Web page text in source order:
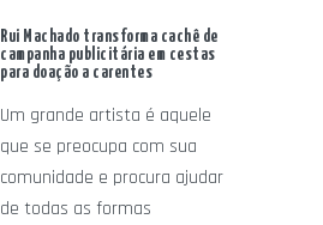
Rui Machado transforma cachê de
campanha publicitária em cestas
para doação a carentes
Um grande artista é aquele
que se preocupa com sua
comunidade e procura ajudar
de todas as formas